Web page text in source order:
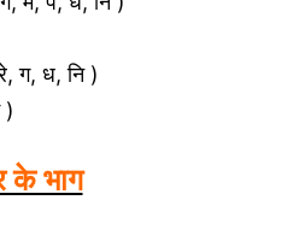
ग, ध, नि )
के भाग